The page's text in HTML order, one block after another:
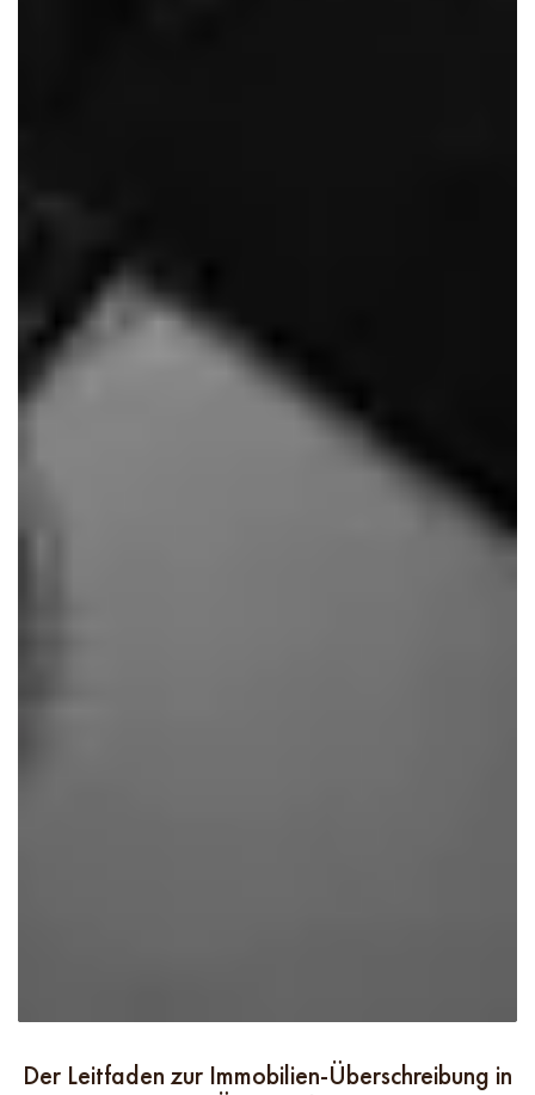
Der Leitfaden zur Immobilien-Überschreibung in